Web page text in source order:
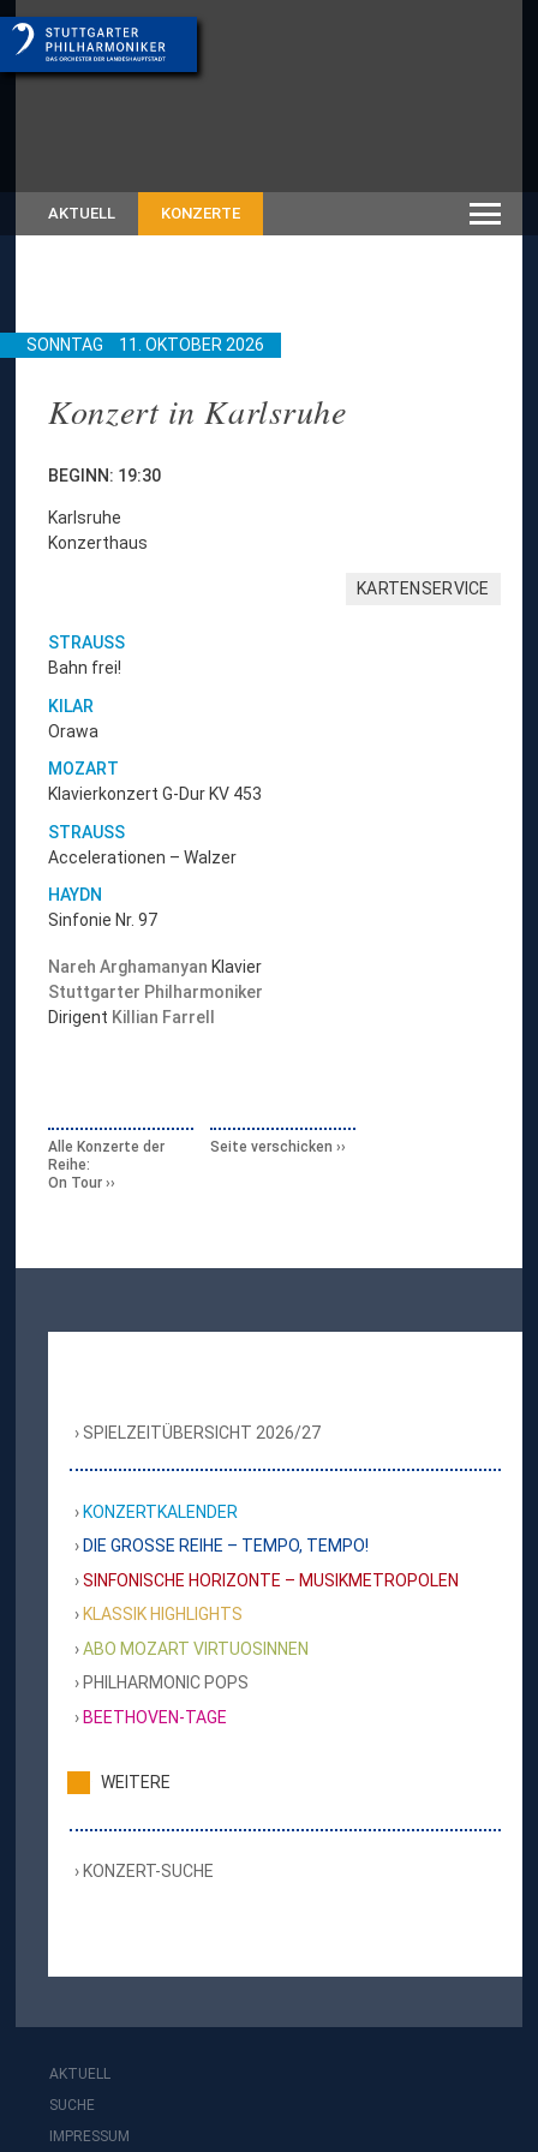
AKTUELL KONZERTE
SONNTAG 11. OKTOBER 2026
Konzert in Karlsruhe
BEGINN: 19:30
Karlsruhe
Konzerthaus
KARTENSERVICE
STRAUSS
Bahn frei!
KILAR
Orawa
MOZART
Klavierkonzert G-Dur KV 453
STRAUSS
Accelerationen – Walzer
HAYDN
Sinfonie Nr. 97
Nareh Arghamanyan Klavier
Stuttgarter Philharmoniker
Dirigent Killian Farrell
Alle Konzerte der
Reihe:
On Tour
Seite verschicken
SPIELZEITÜBERSICHT 2026/27
KONZERTKALENDER
DIE GROSSE REIHE – TEMPO, TEMPO!
SINFONISCHE HORIZONTE – MUSIKMETROPOLEN
KLASSIK HIGHLIGHTS
ABO MOZART VIRTUOSINNEN
PHILHARMONIC POPS
BEETHOVEN-TAGE
WEITERE
KONZERT-SUCHE
AKTUELL
SUCHE
IMPRESSUM